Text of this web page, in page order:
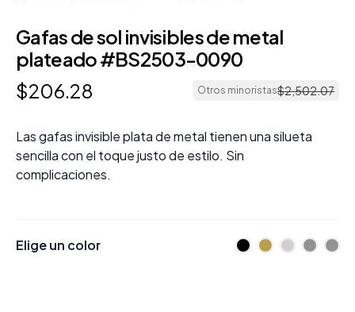
Gafas de sol invisibles de metal
plateado #BS2503-0090
$206.28 Otros minoristas$2,502.07
Las gafas invisible plata de metal tienen una silueta
sencilla con el toque justo de estilo. Sin
complicaciones.
Elige un color